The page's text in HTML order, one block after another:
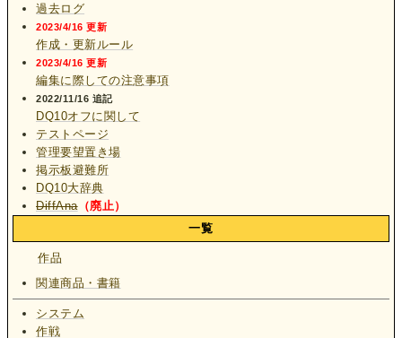
過去ログ
2023/4/16 更新
作成・更新ルール
2023/4/16 更新
編集に際しての注意事項
2022/11/16 追記
DQ10オフに関して
テストページ
管理要望置き場
掲示板避難所
DQ10大辞典
DiffAna（廃止）
一覧
作品
関連商品・書籍
システム
作戦